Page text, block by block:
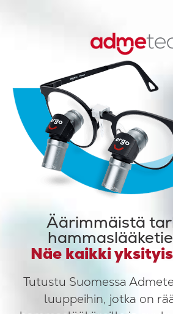
Äärimmäistä
Näe kaikki
Tutustu Suomessa
luuppeihin, jotka on